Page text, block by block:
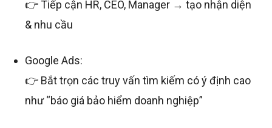
👉 Tiếp cận HR, CEO, Manager → tạo nhận diện
& nhu cầu
Google Ads:
👉 Bắt trọn các truy vấn tìm kiếm có ý định cao
như “báo giá bảo hiểm doanh nghiệp”